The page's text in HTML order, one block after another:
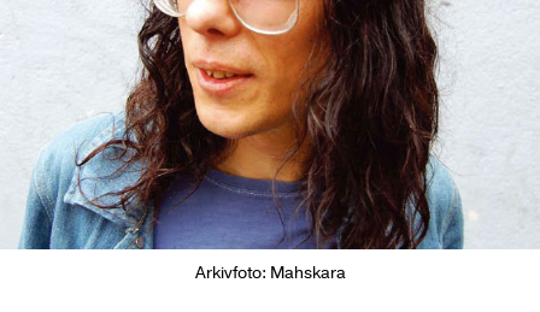
Arkivfoto: Mahskara